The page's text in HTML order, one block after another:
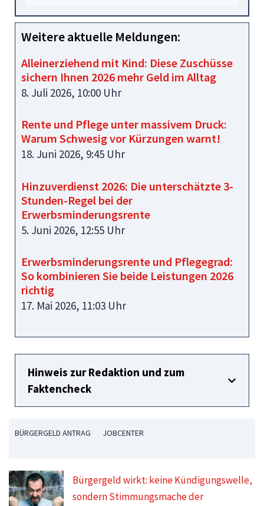
Weitere aktuelle Meldungen:
Alleinerziehend mit Kind: Diese Zuschüsse
sichern Ihnen 2026 mehr Geld im Alltag
8. Juli 2026, 10:00 Uhr
Rente und Pflege unter massivem Druck:
Warum Schwesig vor Kürzungen warnt!
18. Juni 2026, 9:45 Uhr
Hinzuverdienst 2026: Die unterschätzte 3-
Stunden-Regel bei der
Erwerbsminderungsrente
5. Juni 2026, 12:55 Uhr
Erwerbsminderungsrente und Pflegegrad:
So kombinieren Sie beide Leistungen 2026
richtig
17. Mai 2026, 11:03 Uhr
Hinweis zur Redaktion und zum
Faktencheck
BÜRGERGELD ANTRAG JOBCENTER
Bürgergeld wirkt: keine Kündigungswelle,
sondern Stimmungsmache der